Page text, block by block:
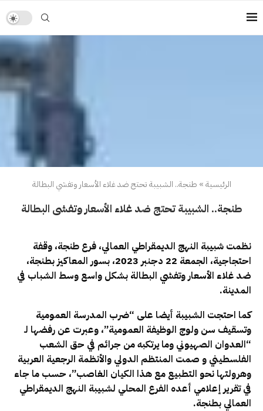
الرئيسية» طنجة.. الشبيبة تحتج ضد غلاء الأسعار وتفشي البطالة
طنجة.. الشبيبة تحتج ضد غلاء الأسعار وتفشي البطالة
نظمت شبيبة النهج الديمقراطي العمالي، فرع طنجة، وقفة
احتجاجية، الجمعة 22 دجنبر 2023، بسور المعاكيز بطنجة،
ضد غلاء الأسعار وتفشي البطالة بشكل واسع وسط الشباب في
المدينة.
كما احتجت الشبيبة أيضا على “ضرب المدرسة العمومية
وتسقيف سن ولوج الوظيفة العمومية”، وعبرت عن رفضها لـ
“العدوان الصهيوني وما يرتكبه من جرائم في حق الشعب
الفلسطيني و صمت المنتظم الدولي والأنظمة الرجعية العربية
وهرولتها نحو التطبيع مع هذا الكيان الغاصب”، حسب ما جاء
في تقرير إعلامي أعده الفرع المحلي لشبيبة النهج الديمقراطي
العمالي بطنجة.